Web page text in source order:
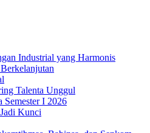
Industrial yang Harmonis
Talenta Unggul
I 2026
Kunci